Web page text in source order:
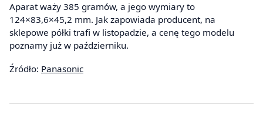
Aparat waży 385 gramów, a jego wymiary to
124×83,6×45,2 mm. Jak zapowiada producent, na
sklepowe półki trafi w listopadzie, a cenę tego modelu
poznamy już w październiku.
Źródło: Panasonic